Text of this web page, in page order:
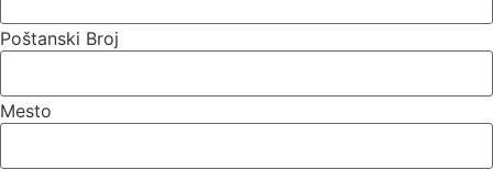
Poštanski Broj
Mesto